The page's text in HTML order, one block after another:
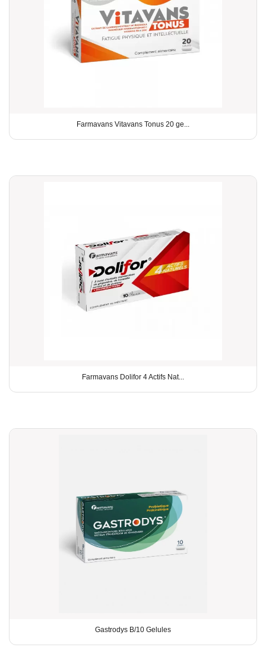
Farmavans Vitavans Tonus 20 ge...
Farmavans Dolifor 4 Actifs Nat...
Gastrodys B/10 Gelules